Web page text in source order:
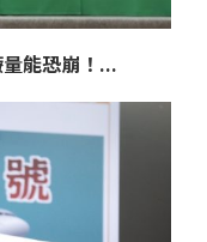
量能恐崩！...